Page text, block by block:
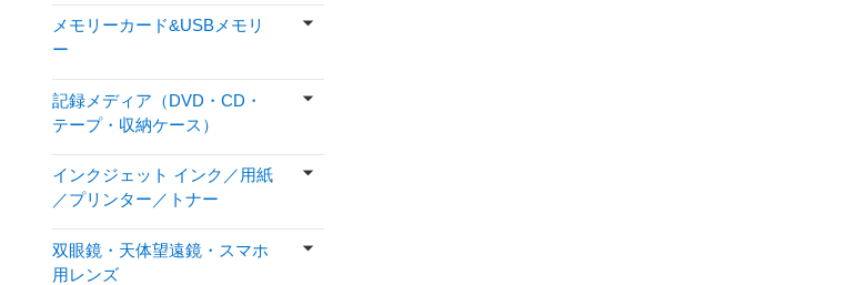
メモリーカード&USBメモリ
ー
記録メディア（DVD・CD・
テープ・収納ケース）
インクジェット インク／用紙
／プリンター／トナー
双眼鏡・天体望遠鏡・スマホ
用レンズ